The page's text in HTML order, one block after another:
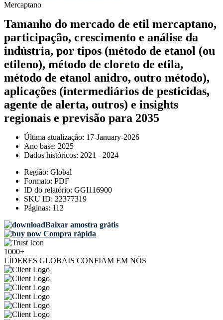
Mercaptano
Tamanho do mercado de etil mercaptano,
participação, crescimento e análise da
indústria, por tipos (método de etanol (ou
etileno), método de cloreto de etila,
método de etanol anidro, outro método),
aplicações (intermediários de pesticidas,
agente de alerta, outros) e insights
regionais e previsão para 2035
Última atualização: 17-January-2026
Ano base: 2025
Dados históricos: 2021 - 2024
Região: Global
Formato: PDF
ID do relatório: GGI116900
SKU ID: 22377319
Páginas: 112
Baixar amostra grátis
Compra rápida
1000+
LÍDERES GLOBAIS CONFIAM EM NÓS